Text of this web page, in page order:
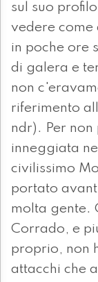
sul suo
vedere come
in poche ore
di galera e
non
riferimento
ndr). Per
inneggiata
civilissimo
portato
molta gente.
Corrado, e
proprio, non
attacchi che